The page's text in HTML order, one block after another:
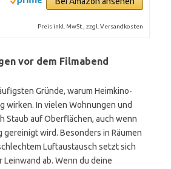
Preis inkl. MwSt., zzgl. Versandkosten
vor dem Filmabend
Gründe, warum Heimkino-
wirken. In vielen Wohnungen und
Staub auf Oberflächen, auch wenn
gereinigt wird. Besonders in Räumen
Luftaustausch setzt sich
ab. Wenn du deine